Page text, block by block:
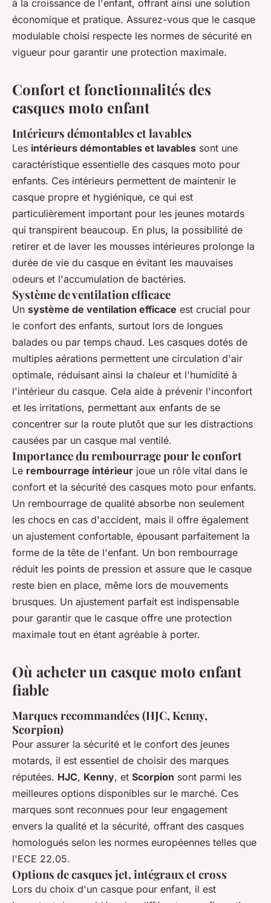
à la croissance de l'enfant, offrant ainsi une solution
économique et pratique. Assurez-vous que le casque
modulable choisi respecte les normes de sécurité en
vigueur pour garantir une protection maximale.
Confort et fonctionnalités des
casques moto enfant
Intérieurs démontables et lavables
Les intérieurs démontables et lavables sont une
caractéristique essentielle des casques moto pour
enfants. Ces intérieurs permettent de maintenir le
casque propre et hygiénique, ce qui est
particulièrement important pour les jeunes motards
qui transpirent beaucoup. En plus, la possibilité de
retirer et de laver les mousses intérieures prolonge la
durée de vie du casque en évitant les mauvaises
odeurs et l'accumulation de bactéries.
Système de ventilation efficace
Un système de ventilation efficace est crucial pour
le confort des enfants, surtout lors de longues
balades ou par temps chaud. Les casques dotés de
multiples aérations permettent une circulation d'air
optimale, réduisant ainsi la chaleur et l'humidité à
l'intérieur du casque. Cela aide à prévenir l'inconfort
et les irritations, permettant aux enfants de se
concentrer sur la route plutôt que sur les distractions
causées par un casque mal ventilé.
Importance du rembourrage pour le confort
Le rembourrage intérieur joue un rôle vital dans le
confort et la sécurité des casques moto pour enfants.
Un rembourrage de qualité absorbe non seulement
les chocs en cas d'accident, mais il offre également
un ajustement confortable, épousant parfaitement la
forme de la tête de l'enfant. Un bon rembourrage
réduit les points de pression et assure que le casque
reste bien en place, même lors de mouvements
brusques. Un ajustement parfait est indispensable
pour garantir que le casque offre une protection
maximale tout en étant agréable à porter.
Où acheter un casque moto enfant
fiable
Marques recommandées (HJC, Kenny,
Scorpion)
Pour assurer la sécurité et le confort des jeunes
motards, il est essentiel de choisir des marques
réputées. HJC, Kenny, et Scorpion sont parmi les
meilleures options disponibles sur le marché. Ces
marques sont reconnues pour leur engagement
envers la qualité et la sécurité, offrant des casques
homologués selon les normes européennes telles que
l'ECE 22.05.
Options de casques jet, intégraux et cross
Lors du choix d'un casque pour enfant, il est